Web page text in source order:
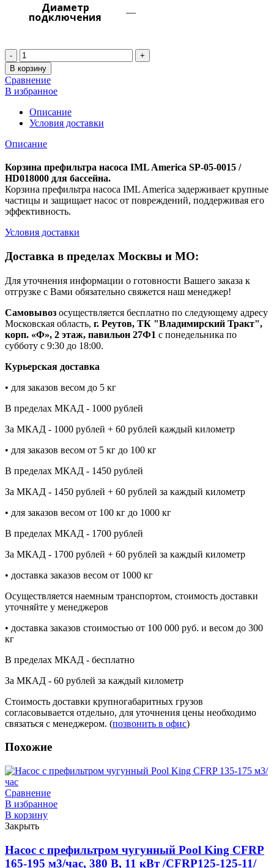
Диаметр
подключения —
Количество
В корзину
Сравнение
В избранное
Описание
Условия доставки
Описание
Корзина префильтра насоса IML America SP-05-0015 /
HD018000 для бассейна.
Корзина префильтра насоса IML America задерживает крупные
частицы и защищает насос от повреждений, поддерживая его
эффективность.
Условия доставки
Доставка в пределах Москвы и МО:
Для уточнения информации о готовности Вашего заказа к
отгрузке с Вами обязательно свяжется наш менеджер!
Самовывоз осуществляется бесплатно по следующему адресу
Московская область, г. Реутов, ТК "Владимирский Тракт",
корп. «Ф», 2 этаж, павильон 27Ф1 с понедельника по
субботу с 9:30 до 18:00.
Курьерская доставка
• для заказов весом до 5 кг
В пределах МКАД - 1000 рублей
За МКАД - 1000 рублей + 60 рублей каждый километр
• для заказов весом от 5 кг до 100 кг
В пределах МКАД - 1450 рублей
За МКАД - 1450 рублей + 60 рублей за каждый километр
• для заказов весом от 100 кг до 1000 кг
В пределах МКАД - 1700 рублей
За МКАД - 1700 рублей + 60 рублей за каждый километр
• доставка заказов весом от 1000 кг
Осуществляется наемным транспортом, стоимость доставки
уточняйте у менеджеров
• доставка заказов стоимостью от 100 000 руб. и весом до 300
кг
В пределах МКАД - бесплатно
За МКАД - 60 рублей за каждый километр
Стоимость доставки крупногабаритных грузов
согласовывается отдельно, для уточнения цены необходимо
связаться с менеджером. (позвонить в офис)
Похожие
Сравнение
В избранное
В корзину
Закрыть
Насос с префильтром чугунный Pool King CFRP
165-195 м3/час, 380 В, 11 кВт /CFRP125-125-11/